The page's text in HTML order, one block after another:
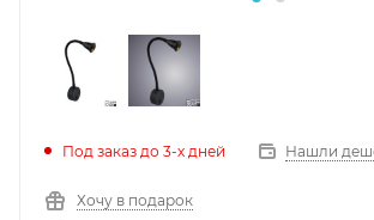
Под заказ до 3-х дней Нашли
Хочу в подарок